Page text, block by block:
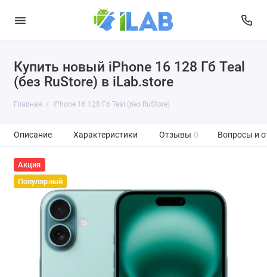
Купить новый iPhone 16 128 Гб Teal
(без RuStore) в iLab.store
Главная iPhone 16 128 Гб Teal (без RuStore)
Описание Характеристики Отзывы 0 Вопросы и
Акция
Популярный